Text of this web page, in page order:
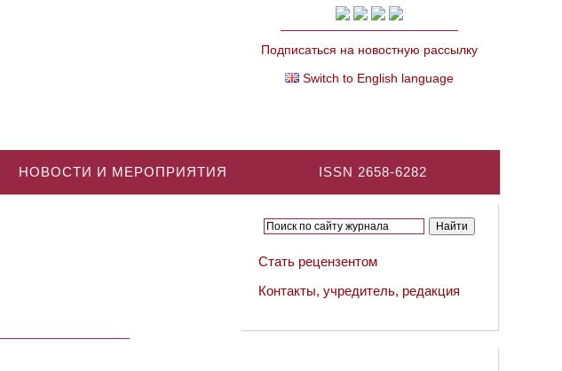
Подписаться на новостную рассылку
Switch to English language
ISSN 2658-6282
НОВОСТИ И МЕРОПРИЯТИЯ
Стать рецензентом
Контакты, учредитель, редакция